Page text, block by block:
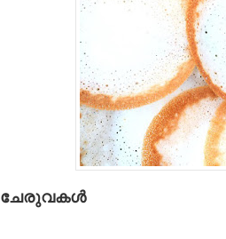
ചേരുവകള്‍